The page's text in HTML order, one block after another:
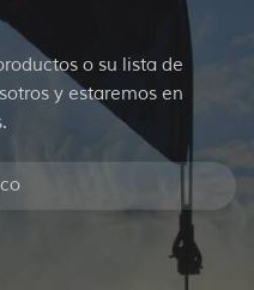
o su lista de
y estaremos en